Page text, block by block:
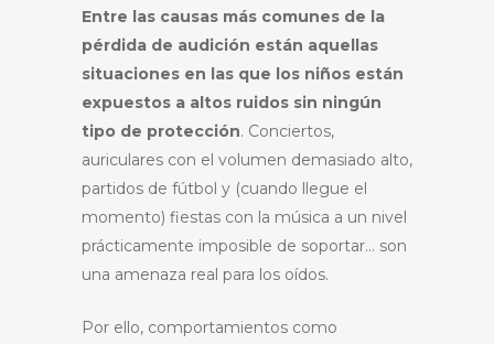
Entre las causas más comunes de la
pérdida de audición están aquellas
situaciones en las que los niños están
expuestos a altos ruidos sin ningún
tipo de protección. Conciertos,
auriculares con el volumen demasiado alto,
partidos de fútbol y (cuando llegue el
momento) fiestas con la música a un nivel
prácticamente imposible de soportar… son
una amenaza real para los oídos.
Por ello, comportamientos como